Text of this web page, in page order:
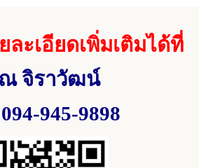
ละเอียดเพิ่มเติมได้ที่
จิราวัฒน์
945-9898